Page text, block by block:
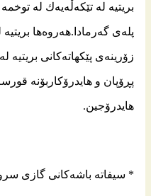
بریتیه‌ له‌ تێكه‌ڵه‌یه‌ك له‌
پله‌ی‌ گه‌رمادا.هه‌روه‌ها
پڕۆپان و هایدرۆكاربۆنه‌
هایدرۆجین.
* سیفاته‌ باشه‌كانی‌ گازی‌